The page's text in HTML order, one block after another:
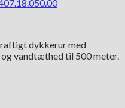
dykkerur med
vandtæthed til 500 meter.